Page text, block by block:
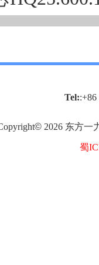
Tel::+86
© 2026 东方一
蜀